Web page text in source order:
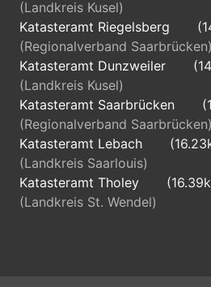
(Landkreis Kusel)
Katasteramt Riegelsberg
(Regionalverband Saarbrücken)
Katasteramt Dunzweiler
(Landkreis Kusel)
Katasteramt Saarbrücken
(Regionalverband Saarbrücken)
Katasteramt Lebach
(Landkreis Saarlouis)
Katasteramt Tholey
(Landkreis St. Wendel)